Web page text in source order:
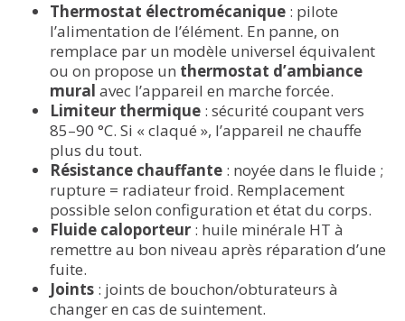
Thermostat électromécanique : pilote
l’alimentation de l’élément. En panne, on
remplace par un modèle universel équivalent
ou on propose un thermostat d’ambiance
mural avec l’appareil en marche forcée.
Limiteur thermique : sécurité coupant vers
85–90 °C. Si « claqué », l’appareil ne chauffe
plus du tout.
Résistance chauffante : noyée dans le fluide ;
rupture = radiateur froid. Remplacement
possible selon configuration et état du corps.
Fluide caloporteur : huile minérale HT à
remettre au bon niveau après réparation d’une
fuite.
Joints : joints de bouchon/obturateurs à
changer en cas de suintement.